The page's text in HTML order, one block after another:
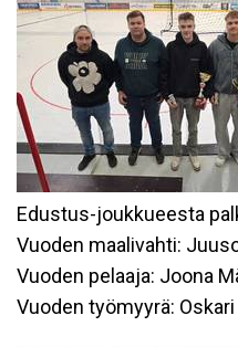
Edustus-joukkueesta
Vuoden maalivahti:
Vuoden pelaaja: Joona
Vuoden työmyyrä: